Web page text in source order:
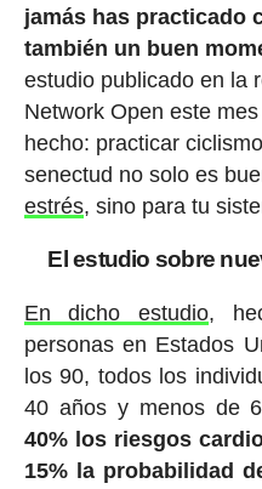
jamás has practicado
también un buen
estudio publicado en la
Network Open este
hecho: practicar
senectud no solo es
estrés, sino para tu
El estudio sobre
En dicho estudio,
personas en Estados
los 90, todos los
40 años y menos de
40% los riesgos
15% la probabilidad